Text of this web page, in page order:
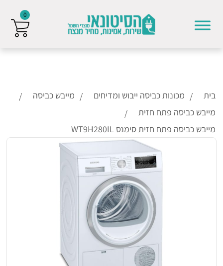
בית מכונות כביסה ייבוש ומדיחים
מייבש כביסה
מייבש כביסה פתח חזית
מייבש כביסה פתח חזית סימנס WT9H280IL
0